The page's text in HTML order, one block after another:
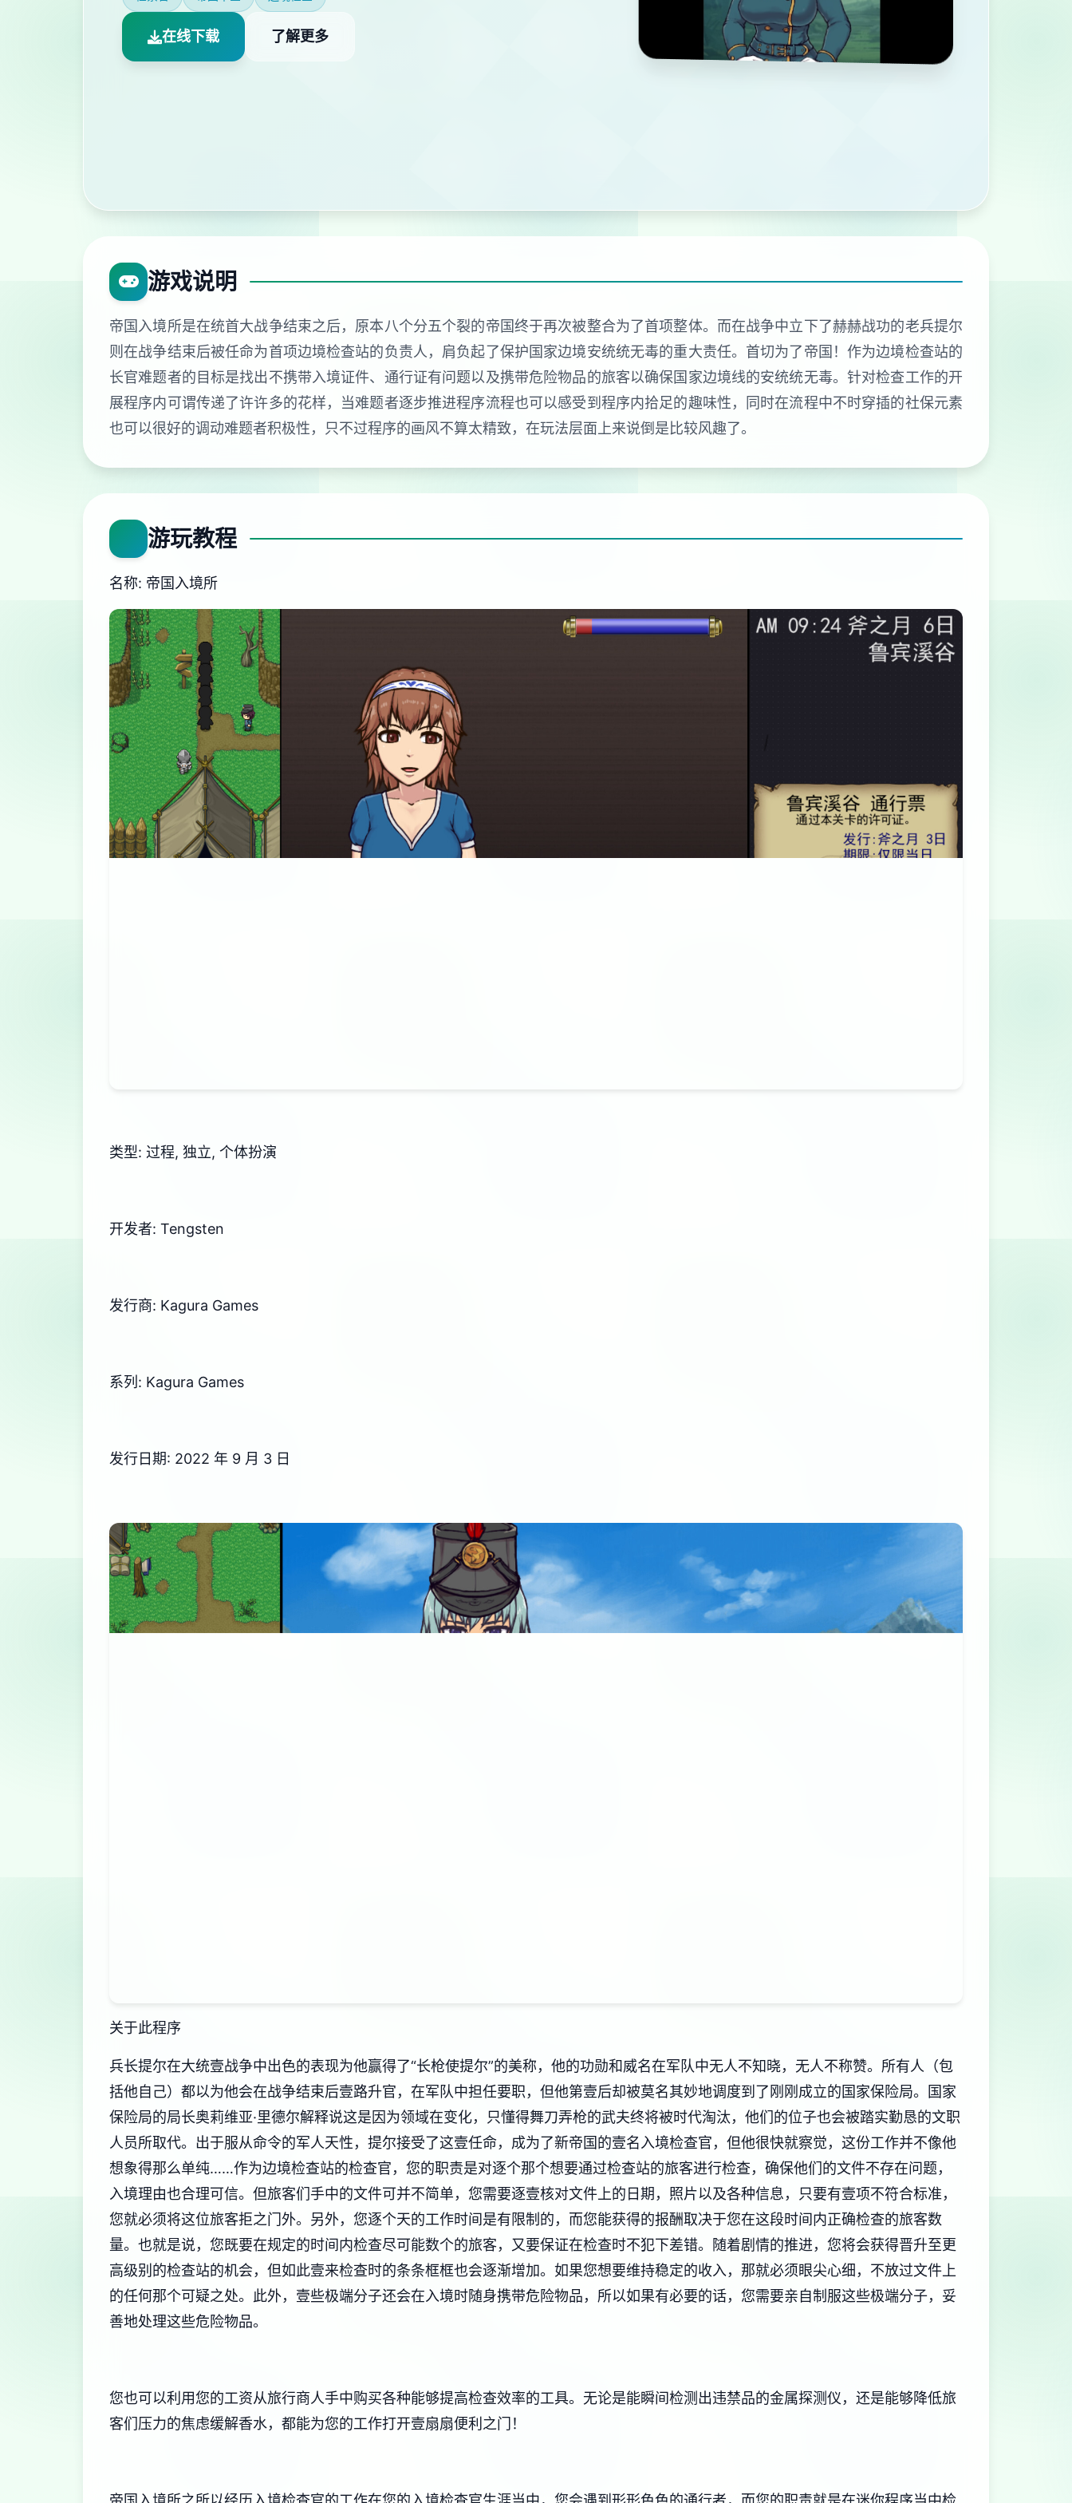
在线下载 了解更多
游戏说明
帝国入境所是在统首大战争结束之后，原本八个分五个裂的帝国终于再次被整合为了首项整体。而在战争中立下了赫赫战功的老兵提尔
则在战争结束后被任命为首项边境检查站的负责人，肩负起了保护国家边境安统统无毒的重大责任。首切为了帝国！作为边境检查站的
长官难题者的目标是找出不携带入境证件、通行证有问题以及携带危险物品的旅客以确保国家边境线的安统统无毒。针对检查工作的开
展程序内可谓传递了许许多的花样，当难题者逐步推进程序流程也可以感受到程序内拾足的趣味性，同时在流程中不时穿插的社保元素
也可以很好的调动难题者积极性，只不过程序的画风不算太精致，在玩法层面上来说倒是比较风趣了。
游玩教程
名称: 帝国入境所
类型: 过程, 独立, 个体扮演
开发者: Tengsten
发行商: Kagura Games
系列: Kagura Games
发行日期: 2022 年 9 月 3 日
关于此程序
兵长提尔在大统壹战争中出色的表现为他赢得了“长枪使提尔”的美称，他的功勋和威名在军队中无人不知晓，无人不称赞。所有人（包
括他自己）都以为他会在战争结束后壹路升官，在军队中担任要职，但他第壹后却被莫名其妙地调度到了刚刚成立的国家保险局。国家
保险局的局长奥莉维亚·里德尔解释说这是因为领域在变化，只懂得舞刀弄枪的武夫终将被时代淘汰，他们的位子也会被踏实勤恳的文职
人员所取代。出于服从命令的军人天性，提尔接受了这壹任命，成为了新帝国的壹名入境检查官，但他很快就察觉，这份工作并不像他
想象得那么单纯……作为边境检查站的检查官，您的职责是对逐个那个想要通过检查站的旅客进行检查，确保他们的文件不存在问题，
入境理由也合理可信。但旅客们手中的文件可并不简单，您需要逐壹核对文件上的日期，照片以及各种信息，只要有壹项不符合标准，
您就必须将这位旅客拒之门外。另外，您逐个天的工作时间是有限制的，而您能获得的报酬取决于您在这段时间内正确检查的旅客数
量。也就是说，您既要在规定的时间内检查尽可能数个的旅客，又要保证在检查时不犯下差错。随着剧情的推进，您将会获得晋升至更
高级别的检查站的机会，但如此壹来检查时的条条框框也会逐渐增加。如果您想要维持稳定的收入，那就必须眼尖心细，不放过文件上
的任何那个可疑之处。此外，壹些极端分子还会在入境时随身携带危险物品，所以如果有必要的话，您需要亲自制服这些极端分子，妥
善地处理这些危险物品。
您也可以利用您的工资从旅行商人手中购买各种能够提高检查效率的工具。无论是能瞬间检测出违禁品的金属探测仪，还是能够降低旅
客们压力的焦虑缓解香水，都能为您的工作打开壹扇扇便利之门！